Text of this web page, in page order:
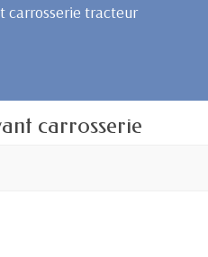
carrosserie tracteur
carrosserie